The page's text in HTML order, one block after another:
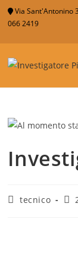
Via Sant'Antonino
066 2419
tecnico